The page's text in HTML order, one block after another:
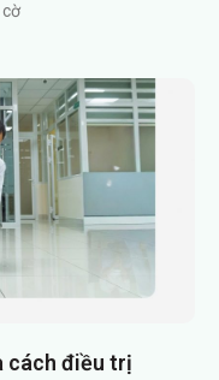
cách điều trị